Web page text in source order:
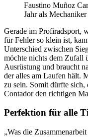
Faustino Muñoz
Jahr als
Gerade im Profiradsport,
für Fehler so klein ist,
Unterschied zwischen
möchte nichts dem Zufall
Ausrüstung und braucht
der alles am Laufen hält.
zu sein. Somit dürfte sich,
Contador den richtigen
Perfektion für alle
„Was die